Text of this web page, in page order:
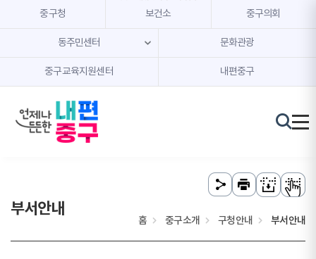
본문 내용 바로가기
주메뉴 바로가기
중구청 보건소 중구의회
동주민센터 문화관광
중구교육지원센터 내편중구
부서안내
홈 중구소개 구청안내 부서안내